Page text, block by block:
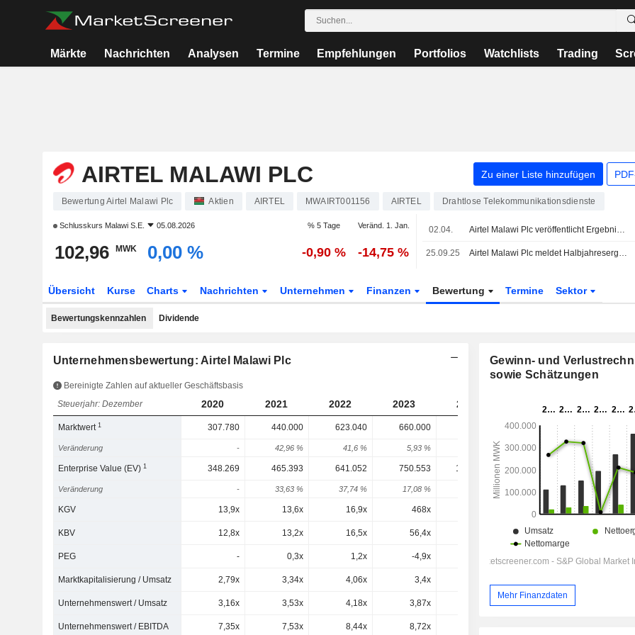
Märkte Nachrichten Analysen Termine Empfehlungen Portfolios Watchlists Trading
AIRTEL MALAWI PLC Zu einer Liste hinzufügen
Bewertung Airtel Malawi Plc Aktien AIRTEL MWAIRT001156 AIRTEL Drahtlose Telekommunikationsdienste
Schlusskurs Malawi S.E. 05.08.2026 Veränd. 1. Jan.
102,96 MWK 0,00 % -14,75 %
02.04. Airtel Malawi Plc veröffentlicht Ergebniszahlen für das am 31. Dezember 2025 endende Geschäftsjahr
25.09.25 Airtel Malawi Plc meldet Halbjahresergebnisse zum 30. Juni 2025
Übersicht Kurse Charts Nachrichten Unternehmen Finanzen Bewertung Termine Sektor
Bewertungskennzahlen Dividende
Unternehmensbewertung: Airtel Malawi Plc
Bereinigte Zahlen auf aktueller Geschäftsbasis
Steuerjahr: Dezember
2020 2021 2022 2023 2024
Marktwert1 307.780 440.000 623.040 660.000 1.328.470
Veränderung - 42,96 % 41,6 % 5,93 % 50 % 34,19 %
Enterprise Value (EV)1 348.269 465.393 641.052 750.553 1.120.358 1.427.436
Veränderung - 33,63 % 37,74 % 17,08 % 49,27 % 27,41 %
KGV 13,9x 13,6x 16,9x 468x 25,9x
KBV 12,8x 13,2x 16,5x 56,4x 21,6x
PEG - 0,3x 1,2x -4,9x 1,3x
Marktkapitalisierung / Umsatz 2,79x 3,34x 4,06x 3,4x
Unternehmenswert / Umsatz 3,16x 3,53x 4,18x 3,87x 4,13x 3,93x
Unternehmenswert / EBITDA 7,35x 7,53x 8,44x 8,72x
Gewinn- und
sowie Schätzungen
Mehr Finanzdaten